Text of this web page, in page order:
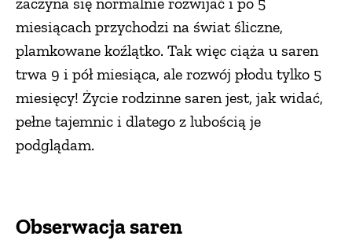
miesiącach przychodzi na świat śliczne,
plamkowane koźlątko. Tak więc ciąża u saren
trwa 9 i pół miesiąca, ale rozwój płodu tylko 5
miesięcy! Życie rodzinne saren jest, jak widać,
pełne tajemnic i dlatego z lubością je
podglądam.
Obserwacja saren